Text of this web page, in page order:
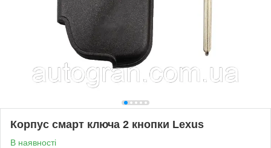
Корпус смарт ключа 2 кнопки Lexus
В наявності